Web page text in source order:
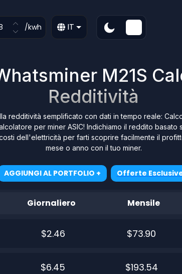
/kwh IT
M21S
Redditività
redditività semplificato con dati in tempo reale:
per miner ASIC! Indichiamo il reddito basato
dell'elettricità per farti scoprire facilmente il
mese o anno con il tuo miner.
AGGIUNGI AL PORTFOLIO + Offerte
Giornaliero Mensile
$2.46 $73.90
$6.45 $193.54